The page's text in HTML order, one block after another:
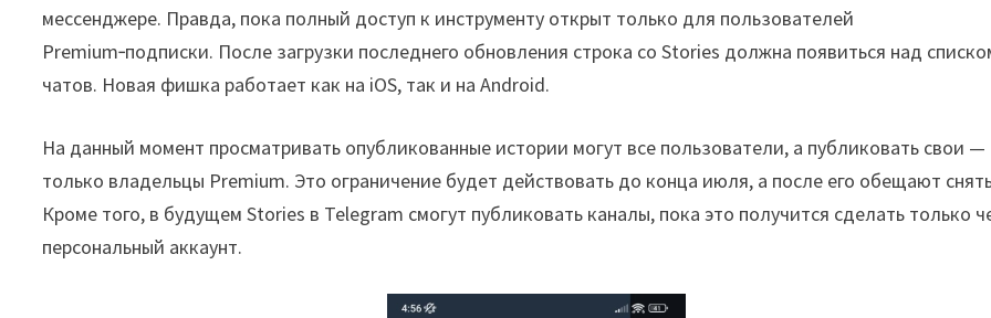
мессенджере. Правда, пока полный доступ к инструменту открыт только для пользователей
Premium‑подписки. После загрузки последнего обновления строка со Stories должна появиться над
чатов. Новая фишка работает как на iOS, так и на Android.
На данный момент просматривать опубликованные истории могут все пользователи, а публиковать свои —
только владельцы Premium. Это ограничение будет действовать до конца июля, а после его обещают
Кроме того, в будущем Stories в Telegram смогут публиковать каналы, пока это получится сделать только
персональный аккаунт.